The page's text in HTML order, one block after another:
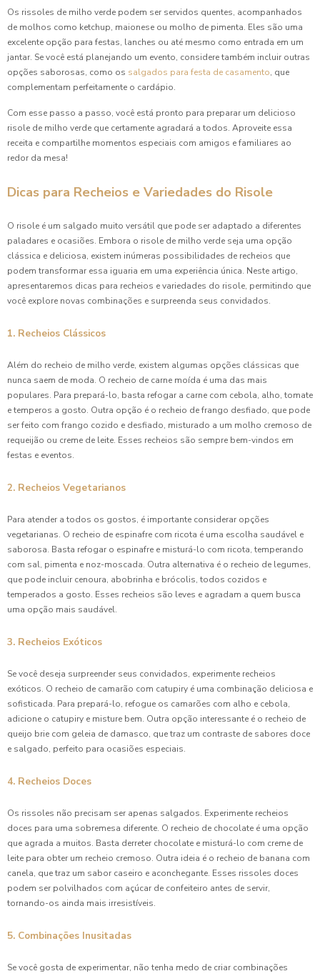
Os rissoles de milho verde podem ser servidos quentes, acompanhados
de molhos como ketchup, maionese ou molho de pimenta. Eles são uma
excelente opção para festas, lanches ou até mesmo como entrada em um
jantar. Se você está planejando um evento, considere também incluir outras
opções saborosas, como os salgados para festa de casamento, que
complementam perfeitamente o cardápio.
Com esse passo a passo, você está pronto para preparar um delicioso
risole de milho verde que certamente agradará a todos. Aproveite essa
receita e compartilhe momentos especiais com amigos e familiares ao
redor da mesa!
Dicas para Recheios e Variedades do Risole
O risole é um salgado muito versátil que pode ser adaptado a diferentes
paladares e ocasiões. Embora o risole de milho verde seja uma opção
clássica e deliciosa, existem inúmeras possibilidades de recheios que
podem transformar essa iguaria em uma experiência única. Neste artigo,
apresentaremos dicas para recheios e variedades do risole, permitindo que
você explore novas combinações e surpreenda seus convidados.
1. Recheios Clássicos
Além do recheio de milho verde, existem algumas opções clássicas que
nunca saem de moda. O recheio de carne moída é uma das mais
populares. Para prepará-lo, basta refogar a carne com cebola, alho, tomate
e temperos a gosto. Outra opção é o recheio de frango desfiado, que pode
ser feito com frango cozido e desfiado, misturado a um molho cremoso de
requeijão ou creme de leite. Esses recheios são sempre bem-vindos em
festas e eventos.
2. Recheios Vegetarianos
Para atender a todos os gostos, é importante considerar opções
vegetarianas. O recheio de espinafre com ricota é uma escolha saudável e
saborosa. Basta refogar o espinafre e misturá-lo com ricota, temperando
com sal, pimenta e noz-moscada. Outra alternativa é o recheio de legumes,
que pode incluir cenoura, abobrinha e brócolis, todos cozidos e
temperados a gosto. Esses recheios são leves e agradam a quem busca
uma opção mais saudável.
3. Recheios Exóticos
Se você deseja surpreender seus convidados, experimente recheios
exóticos. O recheio de camarão com catupiry é uma combinação deliciosa e
sofisticada. Para prepará-lo, refogue os camarões com alho e cebola,
adicione o catupiry e misture bem. Outra opção interessante é o recheio de
queijo brie com geleia de damasco, que traz um contraste de sabores doce
e salgado, perfeito para ocasiões especiais.
4. Recheios Doces
Os rissoles não precisam ser apenas salgados. Experimente recheios
doces para uma sobremesa diferente. O recheio de chocolate é uma opção
que agrada a muitos. Basta derreter chocolate e misturá-lo com creme de
leite para obter um recheio cremoso. Outra ideia é o recheio de banana com
canela, que traz um sabor caseiro e aconchegante. Esses rissoles doces
podem ser polvilhados com açúcar de confeiteiro antes de servir,
tornando-os ainda mais irresistíveis.
5. Combinações Inusitadas
Se você gosta de experimentar, não tenha medo de criar combinações